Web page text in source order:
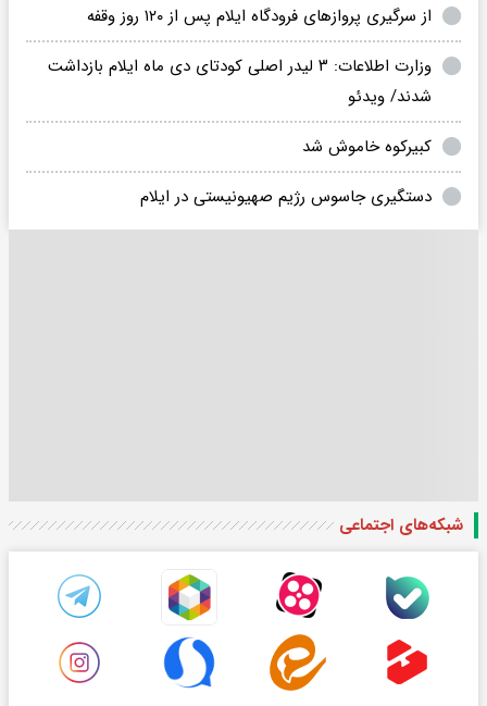
از سرگیری پروازهای فرودگاه ایلام پس از ۱۲۰ روز وقفه
وزارت اطلاعات: ۳ لیدر اصلی کودتای دی ماه ایلام بازداشت
شدند/ ویدئو
کبیرکوه خاموش شد
دستگیری جاسوس رژیم صهیونیستی در ایلام
شبکه‌های اجتماعی